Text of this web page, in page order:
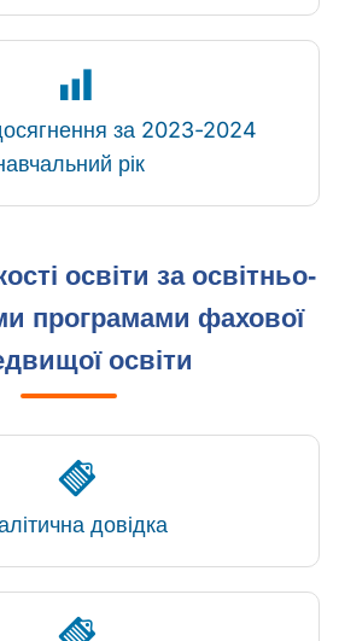
за 2023-2024
рік
освіти за освітньо-
програмами фахової
освіти
довідка